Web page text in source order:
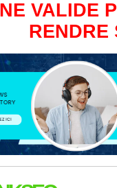
VALIDE
RENDRE